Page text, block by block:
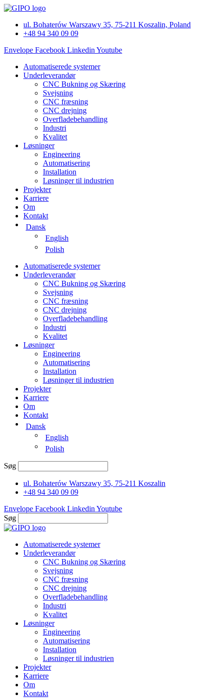
Videre
indholdul. Bohaterów Warszawy 35, 75-211 Koszalin, Poland
+48 94 340 09 09
Envelope Facebook Linkedin Youtube
Automatiserede systemer
Underleverandør
CNC Bukning og Skæring
Svejsning
CNC fræsning
CNC drejning
Overfladebehandling
Industri
Kvalitet
Løsninger
Engineering
Automatisering
Installation
Løsninger til industrien
Projekter
Karriere
Om
Kontakt
Dansk
English
Polish
Automatiserede systemer
Underleverandør
CNC Bukning og Skæring
Svejsning
CNC fræsning
CNC drejning
Overfladebehandling
Industri
Kvalitet
Løsninger
Engineering
Automatisering
Installation
Løsninger til industrien
Projekter
Karriere
Om
Kontakt
Dansk
English
Polish
Søg
ul. Bohaterów Warszawy 35, 75-211 Koszalin
+48 94 340 09 09
Envelope Facebook Linkedin Youtube
Søg
Automatiserede systemer
Underleverandør
CNC Bukning og Skæring
Svejsning
CNC fræsning
CNC drejning
Overfladebehandling
Industri
Kvalitet
Løsninger
Engineering
Automatisering
Installation
Løsninger til industrien
Projekter
Karriere
Om
Kontakt